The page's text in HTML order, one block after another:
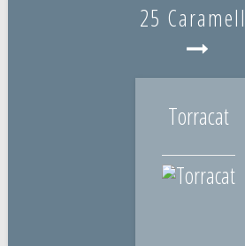
25
Torracat